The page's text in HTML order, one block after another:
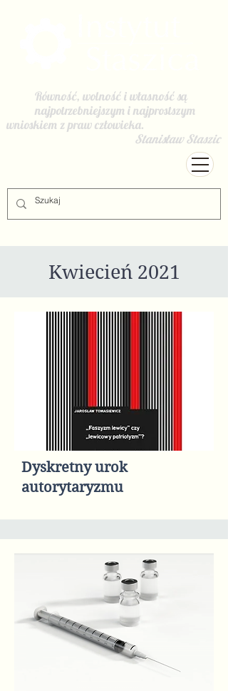
Równość, wolność i własność są
najpotrzebniejszym i najprostszym
wnioskiem z praw człowieka.
Stanisław Staszic
Kwiecień 2021
Dyskretny urok
autorytaryzmu